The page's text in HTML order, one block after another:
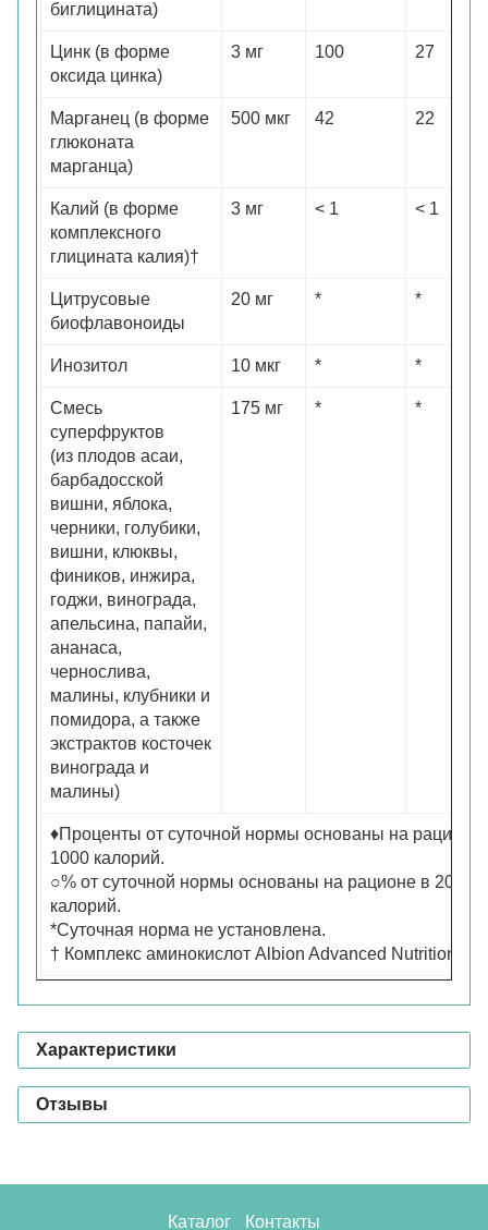
биглицината)
Цинк (в форме
оксида цинка)
3 мг 100 27
Марганец (в форме
глюконата
марганца)
500 мкг 42 22
Калий (в форме
комплексного
глицината калия)†
3 мг < 1 < 1
Цитрусовые
биофлавоноиды
20 мг * *
Инозитол 10 мкг * *
Смесь
суперфруктов
(из плодов асаи,
барбадосской
вишни, яблока,
черники, голубики,
вишни, клюквы,
фиников, инжира,
годжи, винограда,
апельсина, папайи,
ананаса,
чернослива,
малины, клубники и
помидора, а также
экстрактов косточек
винограда и
малины)
175 мг * *
♦Проценты от суточной нормы основаны на рационе
1000 калорий.
○% от суточной нормы основаны на рационе в 2000
калорий.
*Суточная норма не установлена.
† Комплекс аминокислот Albion Advanced Nutrition
Характеристики
Отзывы
Каталог Контакты